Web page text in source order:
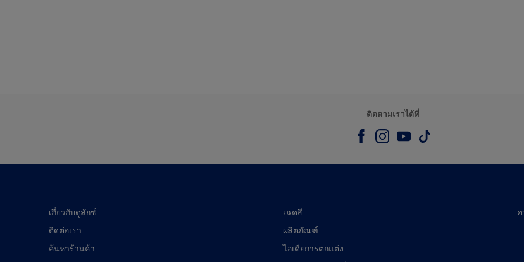
ติดตามเราได้ที่
เกี่ยวกับดูลักซ์
ติดต่อเรา
ค้นหาร้านค้า
เฉดสี
ผลิตภัณฑ์
ไอเดียการตกแต่ง